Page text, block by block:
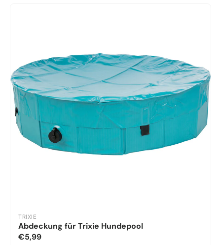
TRIXIE
Abdeckung für Trixie Hundepool
€5,99